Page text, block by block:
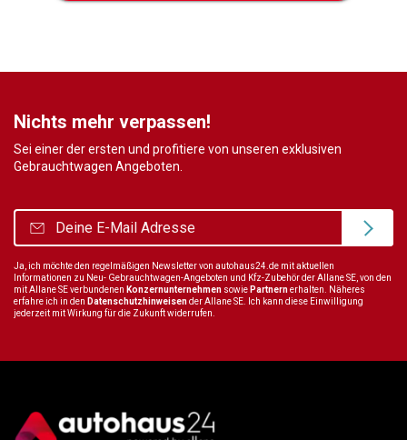
Nichts mehr verpassen!
Sei einer der ersten und profitiere von unseren exklusiven
Gebrauchtwagen Angeboten.
Ja, ich möchte den regelmäßigen Newsletter von autohaus24.de mit aktuellen
Informationen zu Neu- Gebrauchtwagen-Angeboten und Kfz-Zubehör der Allane SE, von den
mit Allane SE verbundenen Konzernunternehmen sowie Partnernerhalten. Näheres
erfahre ich in den Datenschutzhinweisender Allane SE. Ich kann diese Einwilligung
jederzeit mit Wirkung für die Zukunft widerrufen.